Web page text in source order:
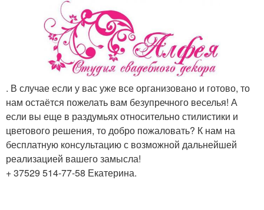
. В случае если у вас уже все организовано и готово, то
нам остаётся пожелать вам безупречного веселья! А
если вы еще в раздумьях относительно стилистики и
цветового решения, то добро пожаловать? К нам на
бесплатную консультацию с возможной дальнейшей
реализацией вашего замысла!
+ 37529 514-77-58 Екатерина.